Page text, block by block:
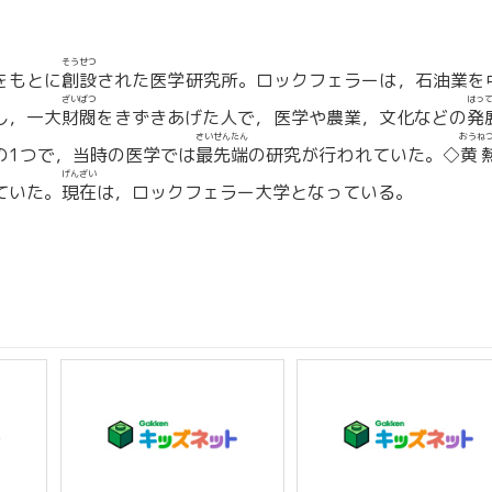
もとに創設
そうせつ
された医学研究所。ロックフェラーは，石油業を
，一大財閥
ざいばつ
をきずきあげた人で，医学や農業，文化などの発
はっ
1つで，当時の医学では最先端
さいせんたん
の研究が行われていた。◇黄
おうね
た。 現在
げんざい
は，ロックフェラー大学となっている。